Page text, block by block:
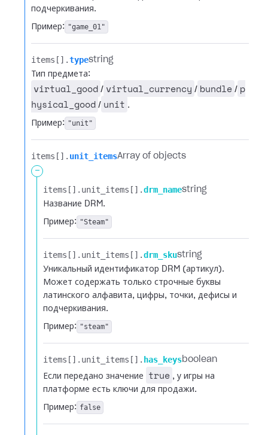
подчеркивания.
Пример: "game_01"
items[].​typestring
Тип предмета:
virtual_good / virtual_currency / bundle / p
hysical_good / unit .
Пример: "unit"
items[].​ unit_itemsArray of objects
-
items[].​ unit_items[].​drm_namestring
Название DRM.
Пример: "Steam"
items[].​ unit_items[].​drm_skustring
Уникальный идентификатор DRM (артикул).
Может содержать только строчные буквы
латинского алфавита, цифры, точки, дефисы и
подчеркивания.
Пример: "steam"
items[].​ unit_items[].​ has_keysboolean
Если передано значение
true , у игры на
платформе есть ключи для продажи.
Пример: false